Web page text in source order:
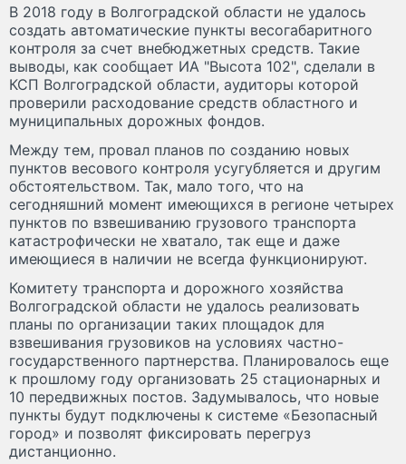
В 2018 году в Волгоградской области не удалось
создать автоматические пункты весогабаритного
контроля за счет внебюджетных средств. Такие
выводы, как сообщает ИА "Высота 102", сделали в
КСП Волгоградской области, аудиторы которой
проверили расходование средств областного и
муниципальных дорожных фондов.
Между тем, провал планов по созданию новых
пунктов весового контроля усугубляется и другим
обстоятельством. Так, мало того, что на
сегодняшний момент имеющихся в регионе четырех
пунктов по взвешиванию грузового транспорта
катастрофически не хватало, так еще и даже
имеющиеся в наличии не всегда функционируют.
Комитету транспорта и дорожного хозяйства
Волгоградской области не удалось реализовать
планы по организации таких площадок для
взвешивания грузовиков на условиях частно-
государственного партнерства. Планировалось еще
к прошлому году организовать 25 стационарных и
10 передвижных постов. Задумывалось, что новые
пункты будут подключены к системе «Безопасный
город» и позволят фиксировать перегруз
дистанционно.